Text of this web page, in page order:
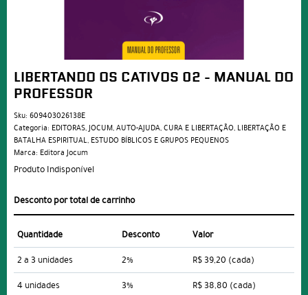
LIBERTANDO OS CATIVOS 02 - MANUAL DO
PROFESSOR
Sku: 609403026138E
Categoria: EDITORAS,JOCUM,AUTO-AJUDA,CURA E LIBERTAÇÃO, LIBERTAÇÃO E
BATALHA ESPIRITUAL, ESTUDO BÍBLICOS E GRUPOS PEQUENOS
Marca: Editora Jocum
Produto Indisponível
Desconto por total de carrinho
Quantidade Desconto
Valor
2 a 3 unidades
2% R$ 39,20 (cada)
4 unidades
3% R$ 38,80 (cada)